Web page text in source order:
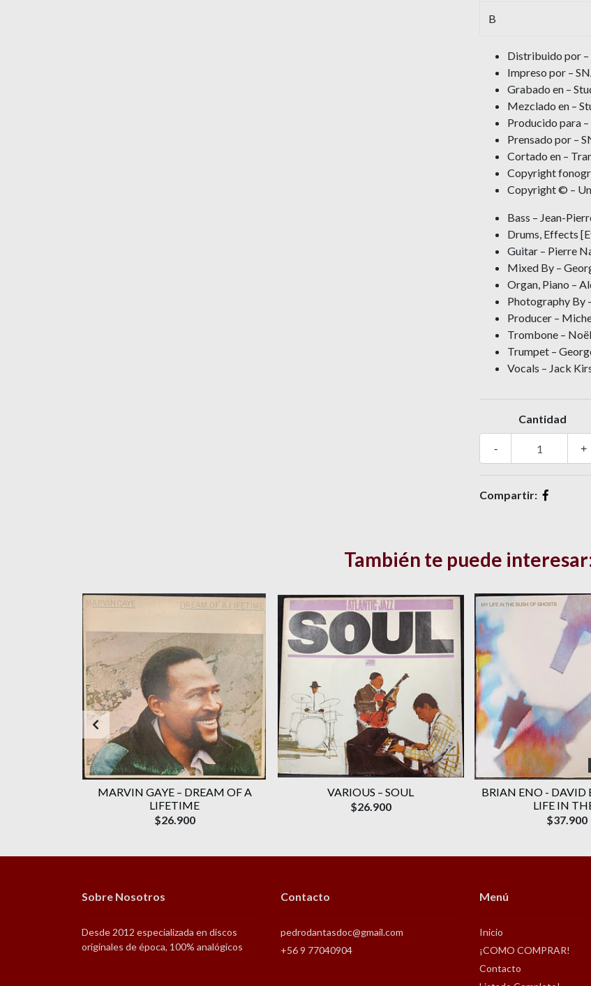
B
Distribuido por
Impreso por –
Grabado en –
Mezclado en –
Producido para
Prensado por –
Cortado en –
Copyright
Copyright © –
Bass – Jean-
Drums, Effects
Guitar – Pierre
Mixed By –
Organ, Piano –
Photography By
Producer –
Trombone –
Trumpet –
Vocals – Jack
Cantidad
+
-
Compartir:
También te puede
MARVIN GAYE – DREAM OF A
LIFETIME
$26.900
VARIOUS – SOUL
$26.900
BRIAN ENO - DAVID
LIFE IN
$37.900
Sobre Nosotros
Desde 2012 especializada en discos
originales de época, 100% analógicos
Contacto
pedrodantasdoc@gmail.com
+56 9 77040904
Menú
Inicio
¡COMO COMPRAR!
Contacto